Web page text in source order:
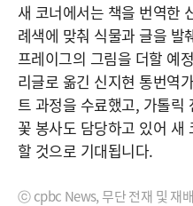
새 코너에서는 책을 번역한
례색에 맞춰 식물과 글을 발
프레이그의 그림을 더할 예
리글로 옮긴 신지현 통번역
트 과정을 수료했고, 가톨릭
꽃 봉사도 담당하고 있어 새
할 것으로 기대됩니다.
ⓒ cpbc News, 무단 전재 및 재